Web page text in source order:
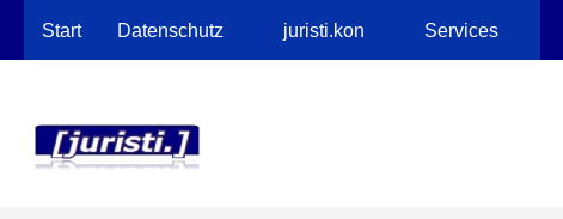
Start Datenschutz juristi.kon Services